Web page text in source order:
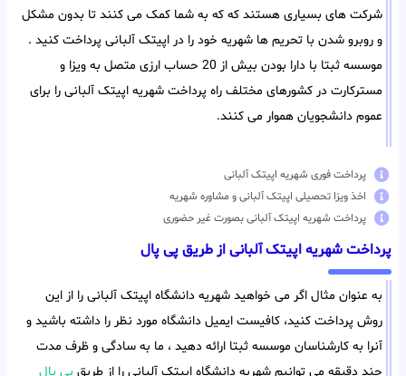
شرکت های بسیاری هستند که که به شما کمک می کنند تا بدون مشکل
و روبرو شدن با تحریم ها شهریه خود را در اپیتک آلبانی پرداخت کنید .
موسسه ثبتا با دارا بودن بیش از 20 حساب ارزی متصل به ویزا و
مسترکارت در کشورهای مختلف راه پرداخت شهریه اپیتک آلبانی را برای
عموم دانشجویان هموار می کنند.
پرداخت فوری شهریه اپیتک آلبانی
اخذ ویزا تحصیلی اپیتک آلبانی و مشاوره شهریه
پرداخت شهریه اپیتک آلبانی بصورت غیر حضوری
پرداخت شهریه اپیتک آلبانی از طریق پی پال
به عنوان مثال اگر می خواهید شهریه دانشگاه اپیتک آلبانی را از این
روش پرداخت کنید، کافیست ایمیل دانشگاه مورد نظر را داشته باشید و
آنرا به کارشناسان موسسه ثبتا ارائه دهید ، ما به سادگی و ظرف مدت
چند دقیقه می توانیم شهریه دانشگاه اپیتک آلبانی را از طریق پی پال